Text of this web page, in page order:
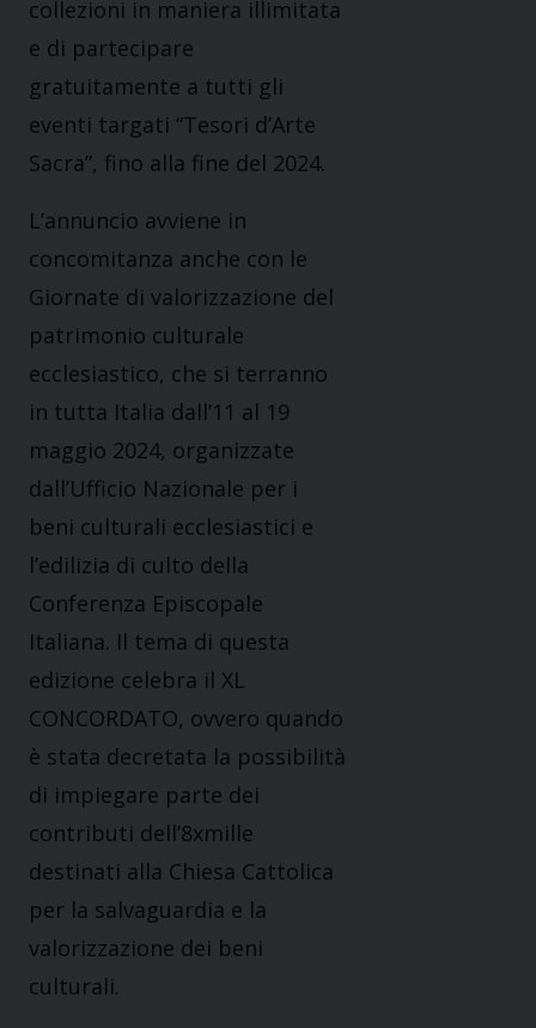
collezioni in maniera illimitata
e di partecipare
gratuitamente a tutti gli
eventi targati “Tesori d’Arte
Sacra”, fino alla fine del 2024.
L’annuncio avviene in
concomitanza anche con le
Giornate di valorizzazione del
patrimonio culturale
ecclesiastico, che si terranno
in tutta Italia dall’11 al 19
maggio 2024, organizzate
dall’Ufficio Nazionale per i
beni culturali ecclesiastici e
l’edilizia di culto della
Conferenza Episcopale
Italiana. Il tema di questa
edizione celebra il XL
CONCORDATO, ovvero quando
è stata decretata la possibilità
di impiegare parte dei
contributi dell’8xmille
destinati alla Chiesa Cattolica
per la salvaguardia e la
valorizzazione dei beni
culturali.